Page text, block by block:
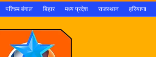
पश्चिम बंगाल बिहार मध्य प्रदेश राजस्थान हरियाणा